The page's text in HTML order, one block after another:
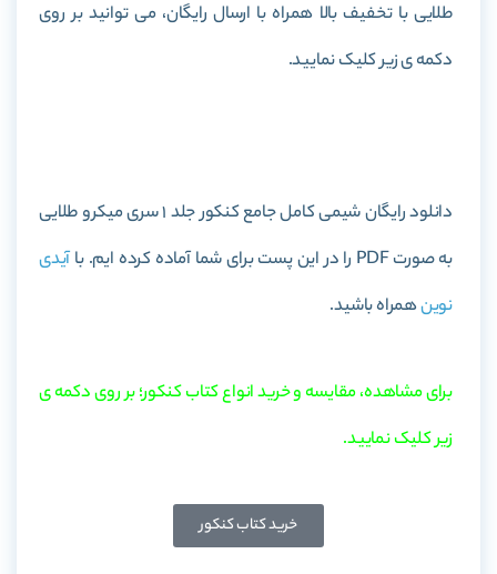
طلایی با تخفیف بالا همراه با ارسال رایگان، می توانید بر روی
دکمه ی زیر کلیک نمایید.
دانلود رایگان شیمی کامل جامع کنکور جلد 1 سری میکرو طلایی
به صورت PDF را در این پست برای شما آماده کرده ایم. با
آیدی
نوینهمراه باشید.
برای مشاهده، مقایسه و خرید انواع کتاب کنکور؛ بر روی دکمه ی
زیر کلیک نمایید.
خرید کتاب کنکور